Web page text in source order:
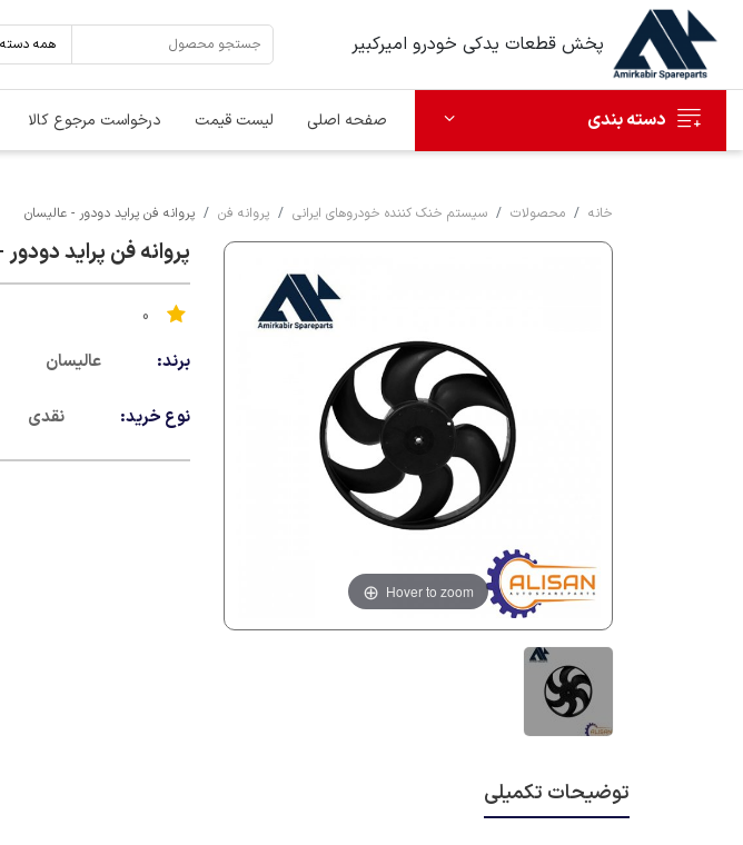
پخش قطعات یدکی خودرو امیرکبیر
دسته بندی صفحه اصلی لیست قیمت درخواست مرجوع کالا
خانه محصولات سیستم خنک کننده خودروهای ایرانی پروانه فن پروانه فن پراید دودور - عالیسان
Hover to zoom
پروانه فن پراید
0
برند: عالیسان
نوع خرید: نقدی
توضیحات تکمیلی